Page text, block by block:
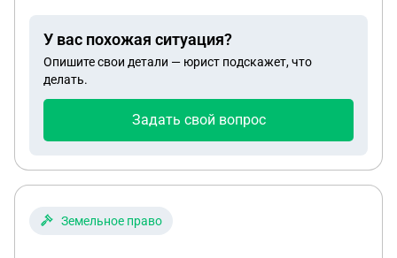
угрозы. И постоянно жалуется в органы опеки. Я
хочу изменить мировое соглашение, потому, что
ребенок не хочет видеться с ним, он
психологическт давит на ребенка. Могу я
изменить, мировое соглашение??
У вас похожая ситуация?
Опишите свои детали — юрист подскажет, что
делать.
Задать свой вопрос
Земельное право